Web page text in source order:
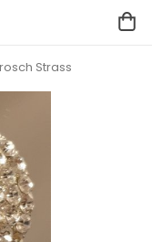
Strass